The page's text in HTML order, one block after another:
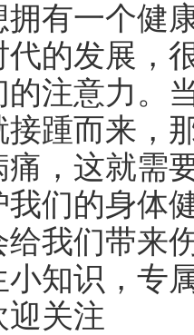
有一个健
的发展，
注意力。
踵而来，
，这就需
们的身体
给我们带来
小知识，专
迎关注